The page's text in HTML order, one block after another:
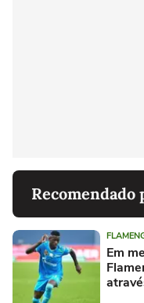
Recomendado
Em